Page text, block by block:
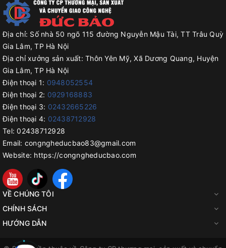
Địa chỉ: Số nhà 50 ngõ 115 đường Nguyễn Mậu Tài, TT Trâu Quỳ
Gia Lâm, TP Hà Nội
Địa chỉ xưởng sản xuất: Thôn Yên Mỹ, Xã Dương Quang, Huyện
Gia Lâm, TP Hà Nội
Điện thoại 1: 0948052554
Điện thoại 2: 0929168883
Điện thoại 3: 02432665226
Điện thoại 4: 02438712928
Tel: 02438712928
Email: congngheducbao83@gmail.com
Website: https://congngheducbao.com
VỀ CHÚNG TÔI
CHÍNH SÁCH
HƯỚNG DẪN